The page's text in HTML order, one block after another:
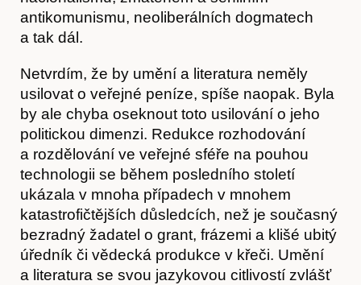
Kontakt
antikomunismu, neoliberálních dogmatech
a tak dál.
Netvrdím, že by umění a literatura neměly
usilovat o veřejné peníze, spíše naopak. Byla
by ale chyba oseknout toto usilování o jeho
politickou dimenzi. Redukce rozhodování
a rozdělování ve veřejné sféře na pouhou
technologii se během posledního století
ukázala v mnoha případech v mnohem
katastrofičtějších důsledcích, než je současný
bezradný žadatel o grant, frázemi a klišé ubitý
úředník či vědecká produkce v křeči. Umění
a literatura se svou jazykovou citlivostí zvlášť